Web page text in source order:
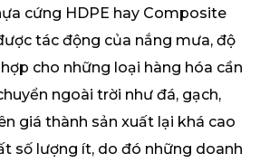
cứng HDPE hay Composite
tác động của nắng mưa, độ
cho những loại hàng hóa cần
ngoài trời như đá, gạch,
giá thành sản xuất lại khá cao
số lượng ít, do đó những doanh